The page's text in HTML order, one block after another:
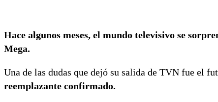
Hace algunos meses, el mundo televisivo se
Mega.
Una de las dudas que dejó su salida de TVN fue el
reemplazante confirmado.